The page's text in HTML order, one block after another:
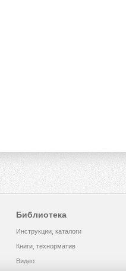
Библиотека
Инструкции, каталоги
Книги, технорматив
Видео